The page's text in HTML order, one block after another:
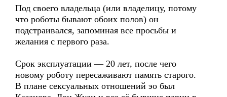
Под своего владельца (или владелицу, потому
что роботы бывают обоих полов) он
подстраивался, запоминая все просьбы и
желания с первого раза.
Срок эксплуатации — 20 лет, после чего
новому роботу пересаживают память старого.
В плане сексуальных отношений эо был